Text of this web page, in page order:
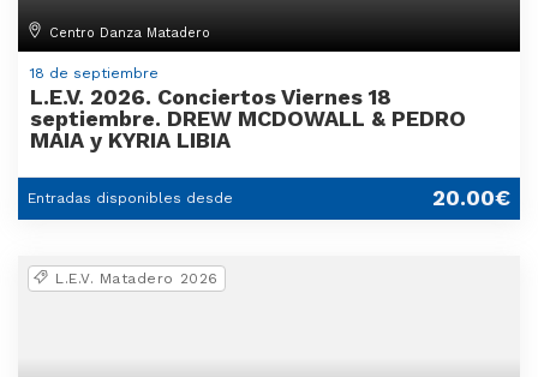
Centro Danza Matadero
18 de septiembre
L.E.V. 2026. Conciertos Viernes 18
septiembre. DREW MCDOWALL & PEDRO
MAIA y KYRIA LIBIA
Entradas disponibles desde 20.00€
L.E.V. Matadero 2026